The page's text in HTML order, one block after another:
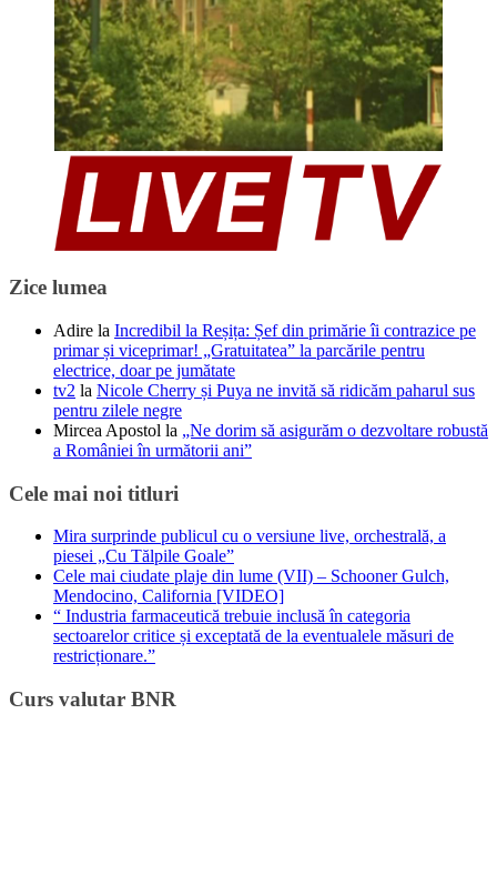
Zice lumea
Adire la Incredibil la Reșița: Șef din primărie îi contrazice pe
primar și viceprimar! „Gratuitatea” la parcările pentru
electrice, doar pe jumătate
tv2 la Nicole Cherry și Puya ne invită să ridicăm paharul sus
pentru zilele negre
Mircea Apostol la „Ne dorim să asigurăm o dezvoltare robustă
a României în următorii ani”
Cele mai noi titluri
Mira surprinde publicul cu o versiune live, orchestrală, a
piesei „Cu Tălpile Goale”
Cele mai ciudate plaje din lume (VII) – Schooner Gulch,
Mendocino, California [VIDEO]
“ Industria farmaceutică trebuie inclusă în categoria
sectoarelor critice și exceptată de la eventualele măsuri de
restricționare.”
Curs valutar BNR